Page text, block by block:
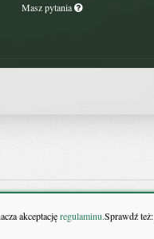
akceptacjęregulaminu.Sprawdź też:
Masz pytania